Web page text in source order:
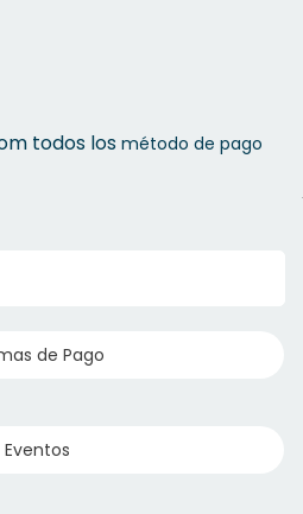
todos los método de pago
de Pago
Eventos